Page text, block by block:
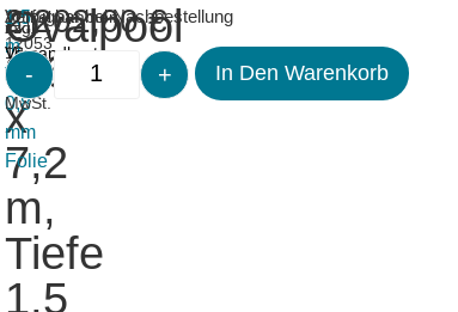
Artikelnummer:
12053
Merken
Ovalpool
3,6
x
7,2
m,
Tiefe
1,5
1,5
m
Tiefe
0,8
mm
Folie
2.202,00€
inkl.
19
%
MwSt.
zzgl.
Versandkosten
Verfügbar bei Nachbestellung
- + In Den Warenkorb